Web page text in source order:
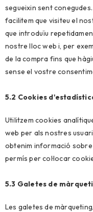
segueixin sent
facilitem que visiteu el
que introduïu
nostre lloc web i, per
de la compra fins que
sense el vostre
5.2 Cookies
Utilitzem cookies
web per als nostres
obtenim informació sobre
permís per col·locar
5.3 Galetes de
Les galetes de